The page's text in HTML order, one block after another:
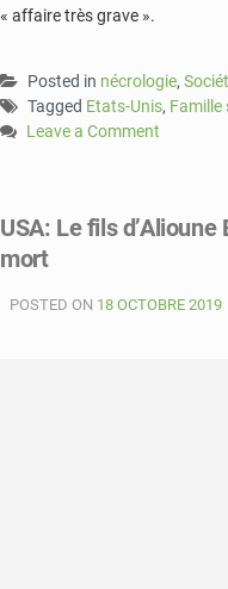
« affaire très grave ».
Posted in nécrologie,
Tagged Etats-Unis, Famille
Leave a Comment
famille
sénégalaise
5
USA: Le fils
mort
POSTED ON 18 OCTOBRE 2019